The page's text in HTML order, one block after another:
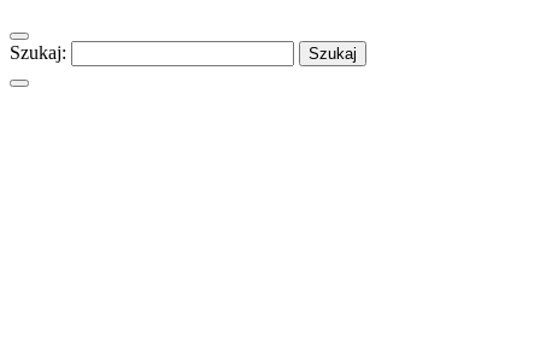
Szukaj: